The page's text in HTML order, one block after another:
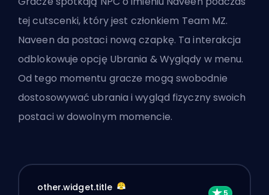
tej cutscenki, który jest członkiem Team MZ.
Naveen da postaci nową czapkę. Ta interakcja
odblokowuje opcję Ubrania & Wyglądy w menu.
Od tego momentu gracze mogą swobodnie
dostosowywać ubrania i wygląd fizyczny swoich
postaci w dowolnym momencie.
other.widget.title